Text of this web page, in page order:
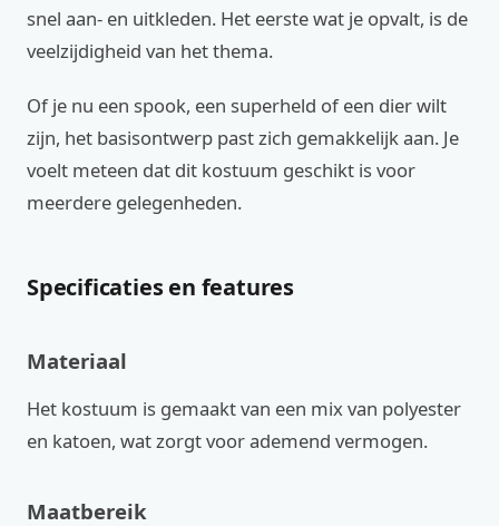
snel aan‑ en uitkleden. Het eerste wat je opvalt, is de
veelzijdigheid van het thema.
Of je nu een spook, een superheld of een dier wilt
zijn, het basisontwerp past zich gemakkelijk aan. Je
voelt meteen dat dit kostuum geschikt is voor
meerdere gelegenheden.
Specificaties en features
Materiaal
Het kostuum is gemaakt van een mix van polyester
en katoen, wat zorgt voor ademend vermogen.
Maatbereik